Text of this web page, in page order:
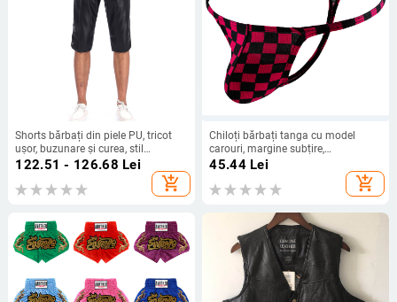
Shorts bărbați din piele PU, tricot
ușor, buzunare și curea, stil
business casual
122.51 - 126.68 Lei
add_shopping_cart
Chiloți bărbați tanga cu model
carouri, margine subțire,
confortabili și respirabili
45.44Lei
add_shopping_cart